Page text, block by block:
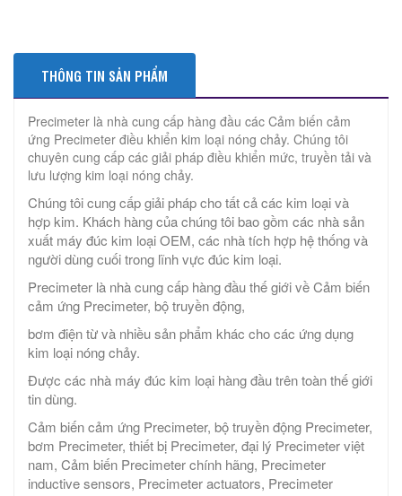
THÔNG TIN SẢN PHẨM
Precimeter là nhà cung cấp hàng đầu các Cảm biến cảm
ứng Precimeter điều khiển kim loại nóng chảy. Chúng tôi
chuyên cung cấp các giải pháp điều khiển mức, truyền tải và
lưu lượng kim loại nóng chảy.
Chúng tôi cung cấp giải pháp cho tất cả các kim loại và
hợp kim. Khách hàng của chúng tôi bao gồm các nhà sản
xuất máy đúc kim loại OEM, các nhà tích hợp hệ thống và
người dùng cuối trong lĩnh vực đúc kim loại.
Precimeter là nhà cung cấp hàng đầu thế giới về Cảm biến
cảm ứng Precimeter, bộ truyền động,
bơm điện từ và nhiều sản phẩm khác cho các ứng dụng
kim loại nóng chảy.
Được các nhà máy đúc kim loại hàng đầu trên toàn thế giới
tin dùng.
Cảm biến cảm ứng Precimeter, bộ truyền động Precimeter,
bơm Precimeter, thiết bị Precimeter, đại lý Precimeter việt
nam, Cảm biến Precimeter chính hãng, Precimeter
inductive sensors, Precimeter actuators, Precimeter